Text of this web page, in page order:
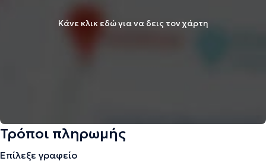
Κάνε κλικ εδώ για να δεις τον χάρτη
Τρόποι πληρωμής
Επίλεξε γραφείο